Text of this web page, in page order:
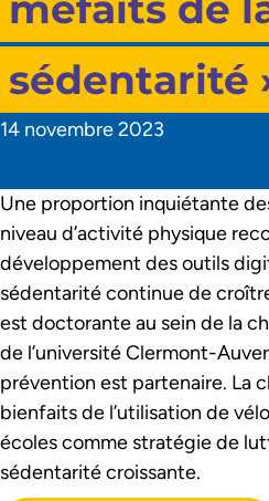
sédentarité
14 novembre 2023
Une proportion inquiétante
niveau d’activité physique
développement des outils
sédentarité continue de
est doctorante au sein de la
de l’université Clermont-
prévention est partenaire. La
bienfaits de l’utilisation de
écoles comme stratégie de
sédentarité croissante.